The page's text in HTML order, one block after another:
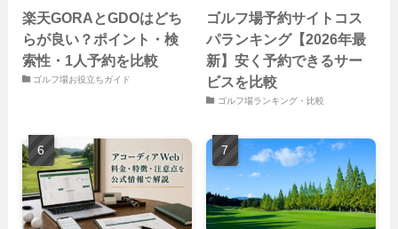
楽天GORAとGDOはどち
らが良い？ポイント・検
索性・1人予約を比較
ゴルフ場お役立ちガイド
ゴルフ場予約サイトコス
パランキング【2026年最
新】安く予約できるサー
ビスを比較
ゴルフ場ランキング・比較